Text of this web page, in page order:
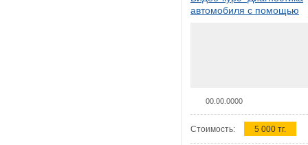
автомобиля с помощью
00.00.0000
Стоимость: 5 000 тг.